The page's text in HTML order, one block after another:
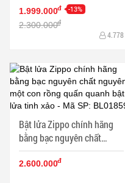
1.999.000đ -13%
2.300.000đ
4.778
Bật lửa Zippo chính hãng
bằng bạc nguyên chất
nguyên một con rồng quấn
quanh bật lửa tinh xảo
2.600.000đ